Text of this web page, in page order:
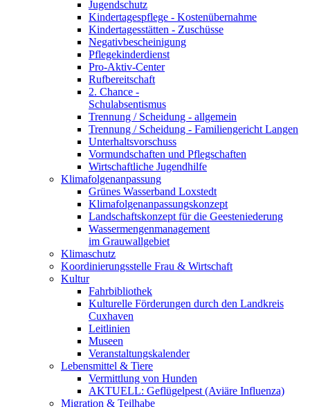
Jugendschutz
Kindertagespflege - Kostenübernahme
Kindertagesstätten - Zuschüsse
Negativbescheinigung
Pflegekinderdienst
Pro-Aktiv-Center
Rufbereitschaft
2. Chance -
Schulabsentismus
Trennung / Scheidung - allgemein
Trennung / Scheidung - Familiengericht Langen
Unterhaltsvorschuss
Vormundschaften und Pflegschaften
Wirtschaftliche Jugendhilfe
Klimafolgenanpassung
Grünes Wasserband Loxstedt
Klimafolgenanpassungskonzept
Landschaftskonzept für die Geesteniederung
Wassermengenmanagement
im Grauwallgebiet
Klimaschutz
Koordinierungsstelle Frau & Wirtschaft
Kultur
Fahrbibliothek
Kulturelle Förderungen durch den Landkreis
Cuxhaven
Leitlinien
Museen
Veranstaltungskalender
Lebensmittel & Tiere
Vermittlung von Hunden
AKTUELL: Geflügelpest (Aviäre Influenza)
Migration & Teilhabe